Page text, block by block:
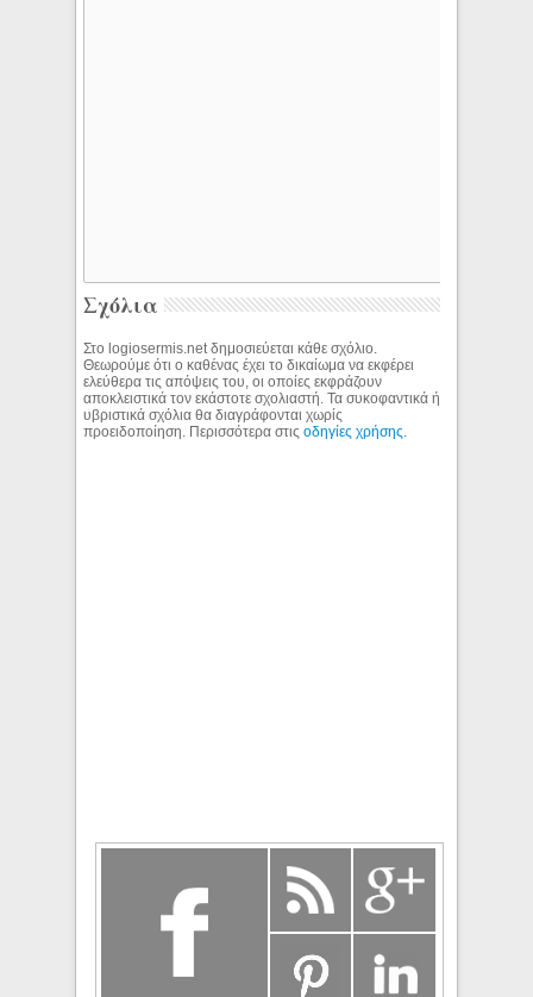
Σχόλια
Στο logiosermis.net δημοσιεύεται κάθε σχόλιο.
Θεωρούμε ότι ο καθένας έχει το δικαίωμα να εκφέρει
ελεύθερα τις απόψεις του, οι οποίες εκφράζουν
αποκλειστικά τον εκάστοτε σχολιαστή. Τα συκοφαντικά ή
υβριστικά σχόλια θα διαγράφονται χωρίς
προειδοποίηση. Περισσότερα στιςοδηγίες χρήσης.